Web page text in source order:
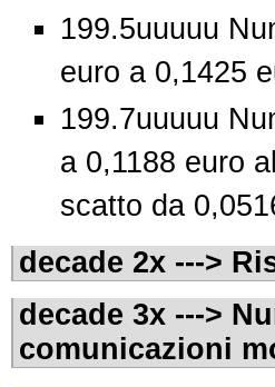
199.5uuuuu
euro a 0,1425
199.7uuuuu
a 0,1188 euro
scatto da
decade 2x --->
decade 3x --->
comunicazioni